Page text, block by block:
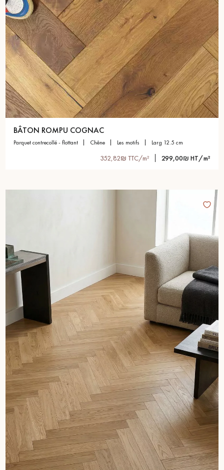
BÂTON ROMPU COGNAC
parquet contrecollé - flottant chêne les motifs larg 12.5 cm
352,82₪ TTC/m² 299,00₪ HT/m²